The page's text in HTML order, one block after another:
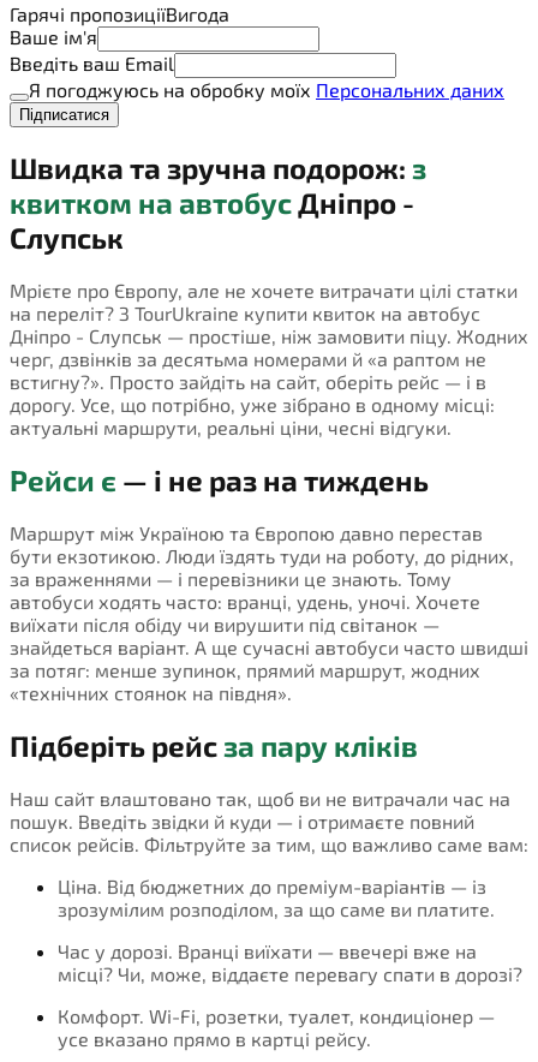
Гарячі пропозиціїВигода
Ваше ім'я
Введіть ваш Email
Я погоджуюсь на обробку моїх Персональних даних
Підписатися
Швидка та зручна подорож: з
квитком на автобусДніпро -
Слупськ
Мрієте про Європу, але не хочете витрачати цілі статки
на переліт? З TourUkraine купити квиток на автобус
Дніпро - Слупськ — простіше, ніж замовити піцу. Жодних
черг, дзвінків за десятьма номерами й «а раптом не
встигну?». Просто зайдіть на сайт, оберіть рейс — і в
дорогу. Усе, що потрібно, уже зібрано в одному місці:
актуальні маршрути, реальні ціни, чесні відгуки.
Рейси є — і не раз на тиждень
Маршрут між Україною та Європою давно перестав
бути екзотикою. Люди їздять туди на роботу, до рідних,
за враженнями — і перевізники це знають. Тому
автобуси ходять часто: вранці, удень, уночі. Хочете
виїхати після обіду чи вирушити під світанок —
знайдеться варіант. А ще сучасні автобуси часто швидші
за потяг: менше зупинок, прямий маршрут, жодних
«технічних стоянок на півдня».
Підберіть рейсза пару кліків
Наш сайт влаштовано так, щоб ви не витрачали час на
пошук. Введіть звідки й куди — і отримаєте повний
список рейсів. Фільтруйте за тим, що важливо саме вам:
Ціна. Від бюджетних до преміум-варіантів — із
зрозумілим розподілом, за що саме ви платите.
Час у дорозі. Вранці виїхати — ввечері вже на
місці? Чи, може, віддаєте перевагу спати в дорозі?
Комфорт. Wi-Fi, розетки, туалет, кондиціонер —
усе вказано прямо в картці рейсу.